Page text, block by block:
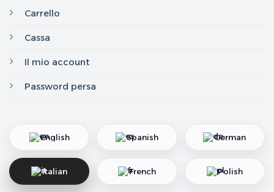
Carrello
Cassa
Il mio account
Password persa
English Spanish German
Italian French Polish